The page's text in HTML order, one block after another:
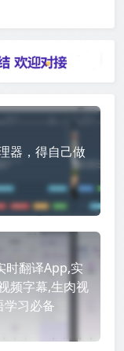
器，得自己做
时翻译App,实
频字幕,生肉视
习必备